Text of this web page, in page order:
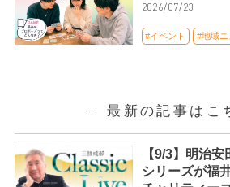
2026/07/23
#イベント #地域ニ
最新の記事はこ
【9/3】明治
シリーズが福